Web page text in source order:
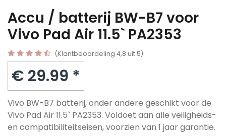
Accu / batterij BW-B7 voor
Vivo Pad Air 11.5` PA2353
(Klantbeoordeling 4,8 uit 5)
€ 29.99 *
Vivo BW-B7 batterij, onder andere geschikt voor de
Vivo Pad Air 11.5` PA2353. Voldoet aan alle veiligheids-
en compatibiliteitseisen, voorzien van 1 jaar garantie.